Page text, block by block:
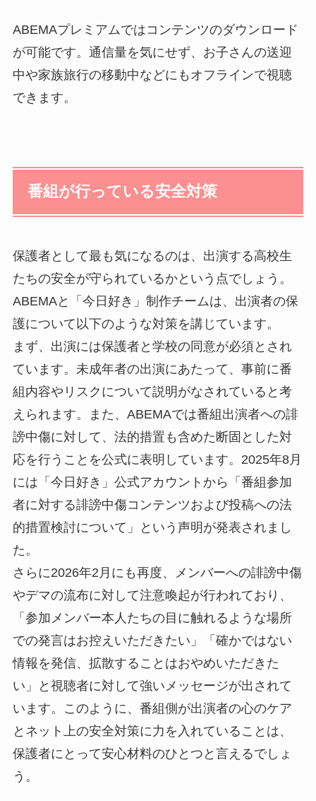
ABEMAプレミアムではコンテンツのダウンロード
が可能です。通信量を気にせず、お子さんの送迎
中や家族旅行の移動中などにもオフラインで視聴
できます。
番組が行っている安全対策
保護者として最も気になるのは、出演する高校生
たちの安全が守られているかという点でしょう。
ABEMAと「今日好き」制作チームは、出演者の保
護について以下のような対策を講じています。
まず、出演には保護者と学校の同意が必須とされ
ています。未成年者の出演にあたって、事前に番
組内容やリスクについて説明がなされていると考
えられます。また、ABEMAでは番組出演者への誹
謗中傷に対して、法的措置も含めた断固とした対
応を行うことを公式に表明しています。2025年8月
には「今日好き」公式アカウントから「番組参加
者に対する誹謗中傷コンテンツおよび投稿への法
的措置検討について」という声明が発表されまし
た。
さらに2026年2月にも再度、メンバーへの誹謗中傷
やデマの流布に対して注意喚起が行われており、
「参加メンバー本人たちの目に触れるような場所
での発言はお控えいただきたい」「確かではない
情報を発信、拡散することはおやめいただきた
い」と視聴者に対して強いメッセージが出されて
います。このように、番組側が出演者の心のケア
とネット上の安全対策に力を入れていることは、
保護者にとって安心材料のひとつと言えるでしょ
う。